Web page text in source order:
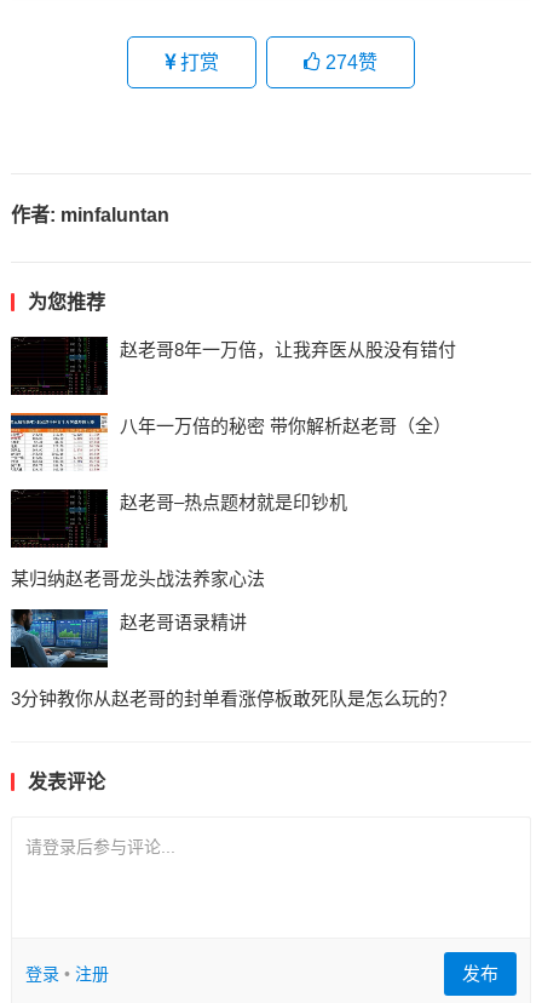
打赏 274赞
作者: minfaluntan
为您推荐
赵老哥8年一万倍，让我弃医从股没有错付
八年一万倍的秘密 带你解析赵老哥（全）
赵老哥–热点题材就是印钞机
某归纳赵老哥龙头战法养家心法
赵老哥语录精讲
3分钟教你从赵老哥的封单看涨停板敢死队是怎么玩的？
发表评论
请登录后参与评论...
登录• 注册 发布